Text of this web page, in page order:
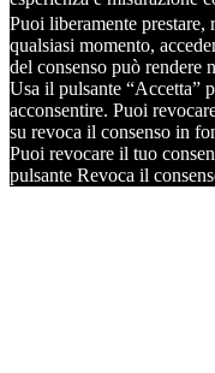
Puoi liberamente
qualsiasi momento,
del consenso può
Usa il pulsante “Accetta”
acconsentire. Puoi
su revoca il consenso in
Puoi revocare il tuo
pulsante Revoca il